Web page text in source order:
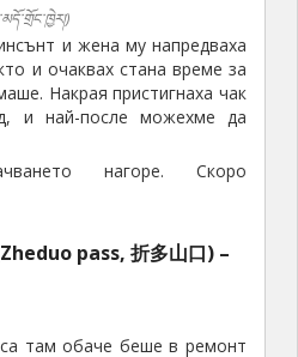
и жена му напредваха
и очаквах стана време за
Накрая пристигнаха чак
и най-после можехме да
нагоре. Скоро
pass, 折多山口) –
там обаче беше в ремонт